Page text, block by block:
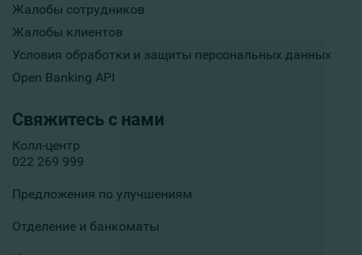
Жалобы сотрудников
Жалобы клиентов
Условия обработки и защиты персональных данных
Open Banking API
Свяжитесь с нами
Колл-центр
022 269 999
Предложения по улучшениям
Отделение и банкоматы